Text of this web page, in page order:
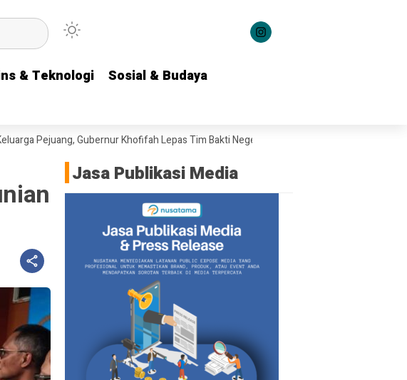
& Teknologi
Sosial & Budaya
& Teknologi
Sosial & Budaya
Pejuang, Gubernur Khofifah Lepas Tim Bakti Negeri Anak Bangsa Salurkan Bantuan ke 22
Jasa Publikasi Media